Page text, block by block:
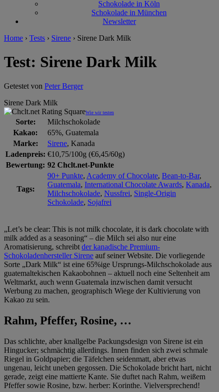
Schokolade in Köln
Schokolade in München
Newsletter
Home › Tests › Sirene › Sirene Dark Milk
Test: Sirene Dark Milk
Getestet von Peter Berger
Sirene Dark Milk
Wie wir testen
Sorte:
Milchschokolade
Kakao:
65%, Guatemala
Marke:
Sirene, Kanada
Ladenpreis: €10,75/100g (€6,45/60g)
Bewertung: 92 Chclt.net-Punkte
Tags:
90+ Punkte, Academy of Chocolate, Bean-to-Bar,
Guatemala, International Chocolate Awards, Kanada,
Milchschokolade, Nussfrei, Single-Origin
Schokolade, Sojafrei
„Let’s be clear: This is not milk chocolate, it is dark chocolate with
milk added as a seasoning“ – die Milch sei also nur eine
Aromatisierung, schreibt der kanadische Premium-
Schokoladenhersteller Sirene auf seiner Website. Die vorliegende
Sorte „Dark Milk“ ist eine 65%ige Ursprungs-Milchschokolade aus
guatemaltekischen Kakaobohnen – aktuell noch eine Seltenheit am
Weltmarkt, auch wenn Guatemala inzwischen damit versucht
Werbung zu machen, geographisch Wiege der Kultivierung von
Kakao zu sein.
Rahm, Pfeffer, Rosine, …
Das schlichte, aber knallgelbe Packungsdesign von Sirene ist ein
Hingucker; schmächtig allerdings. Innen finden sich zwei schmale
Riegel in Goldpapier; die Täfelchen seidenmatt, aber etwas
ungenau, leicht uneben gegossen. Die Schokolade bricht hart, nicht
gerade, zeigt eine mattierte Kante. Sie duftet nach Rahm, weißem
Pfeffer sowie Rosine, bzw. herber: Korinthe. Vielversprechend!